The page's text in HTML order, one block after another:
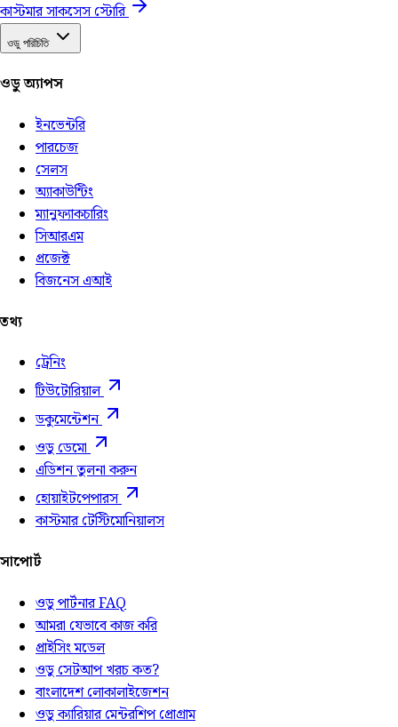
কাস্টমার সাকসেস স্টোরি
ওডু পরিচিতি
ওডু অ্যাপস
ইনভেন্টরি
পারচেজ
সেলস
অ্যাকাউন্টিং
ম্যানুফ্যাকচারিং
সিআরএম
প্রজেক্ট
বিজনেস এআই
তথ্য
ট্রেনিং
টিউটোরিয়াল
ডকুমেন্টেশন
ওডু ডেমো
এডিশন তুলনা করুন
হোয়াইটপেপারস
কাস্টমার টেস্টিমোনিয়ালস
সাপোর্ট
ওডু পার্টনার FAQ
আমরা যেভাবে কাজ করি
প্রাইসিং মডেল
ওডু সেটআপ খরচ কত?
বাংলাদেশ লোকালাইজেশন
ওডু ক্যারিয়ার মেন্টরশিপ প্রোগ্রাম